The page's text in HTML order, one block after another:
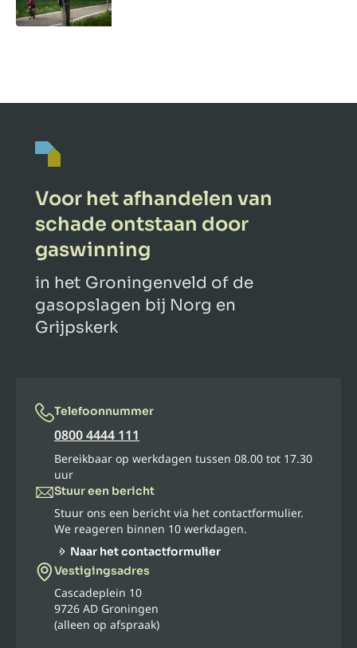
Voor het afhandelen van
schade ontstaan door
gaswinning
in het Groningenveld of de
gasopslagen bij Norg en
Grijpskerk
Telefoonnummer
0800 4444 111
Bereikbaar op werkdagen tussen 08.00 tot 17.30
uur
Stuur een bericht
Stuur ons een bericht via het contactformulier.
We reageren binnen 10 werkdagen.
Naar het contactformulier
Vestigingsadres
Cascadeplein 10
9726 AD Groningen
(alleen op afspraak)